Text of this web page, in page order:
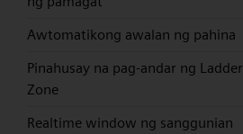
Awtomatikong awalan ng pahina
Pinahusay na pag-andar ng Ladder
Zone
Realtime window ng sanggunian